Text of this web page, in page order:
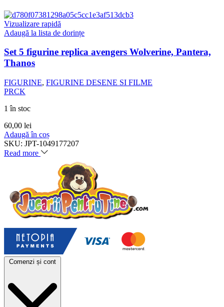
Vizualizare rapidă
Adaugă la lista de dorințe
Set 5 figurine replica avengers Wolverine, Pantera,
Thanos
FIGURINE, FIGURINE DESENE SI FILME
PRCK
1 în stoc
60,00 lei
Adaugă în coș
SKU: JPT-1049177207
Read more
Comenzi și cont